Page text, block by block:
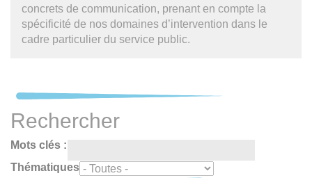
concrets de communication, prenant en compte la
spécificité de nos domaines d’intervention dans le
cadre particulier du service public.
Rechercher
Mots clés :
Thématiques